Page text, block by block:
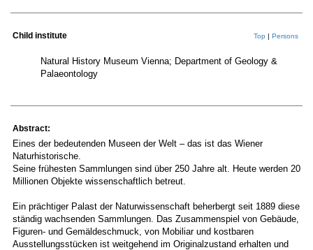
Child institute Top | Persons
Natural History Museum Vienna; Department of Geology &
Palaeontology
Abstract:
Eines der bedeutenden Museen der Welt – das ist das Wiener
Naturhistorische.
Seine frühesten Sammlungen sind über 250 Jahre alt. Heute werden 20
Millionen Objekte wissenschaftlich betreut.
Ein prächtiger Palast der Naturwissenschaft beherbergt seit 1889 diese
ständig wachsenden Sammlungen. Das Zusammenspiel von Gebäude,
Figuren- und Gemäldeschmuck, von Mobiliar und kostbaren
Ausstellungsstücken ist weitgehend im Originalzustand erhalten und